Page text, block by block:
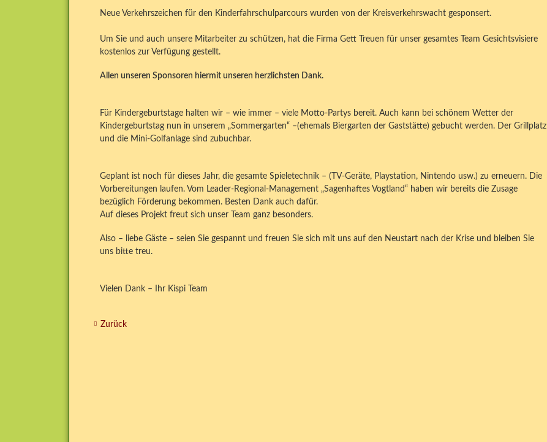
Neue Verkehrszeichen für den Kinderfahrschulparcours wurden von der Kreisverkehrswacht gesponsert.
Um Sie und auch unsere Mitarbeiter zu schützen, hat die Firma Gett Treuen für unser gesamtes Team Gesichtsvisiere
kostenlos zur Verfügung gestellt.
Allen unseren Sponsoren hiermit unseren herzlichsten Dank.
Für Kindergeburtstage halten wir – wie immer – viele Motto-Partys bereit. Auch kann bei schönem Wetter der
Kindergeburtstag nun in unserem „Sommergarten“ –(ehemals Biergarten der Gaststätte) gebucht werden. Der Grillplatz
und die Mini-Golfanlage sind zubuchbar.
Geplant ist noch für dieses Jahr, die gesamte Spieletechnik – (TV-Geräte, Playstation, Nintendo usw.) zu erneuern. Die
Vorbereitungen laufen. Vom Leader-Regional-Management „Sagenhaftes Vogtland“ haben wir bereits die Zusage
bezüglich Förderung bekommen. Besten Dank auch dafür.
Auf dieses Projekt freut sich unser Team ganz besonders.
Also – liebe Gäste – seien Sie gespannt und freuen Sie sich mit uns auf den Neustart nach der Krise und bleiben Sie
uns bitte treu.
Vielen Dank – Ihr Kispi Team
Zurück